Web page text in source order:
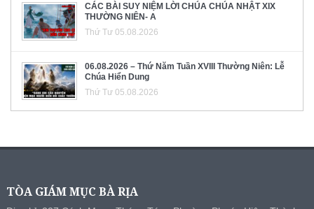
CÁC BÀI SUY NIỆM LỜI CHÚA CHÚA NHẬT XIX
THƯỜNG NIÊN- A
Thứ Tư 05.08.2026
06.08.2026 – Thứ Năm Tuần XVIII Thường Niên: Lễ
Chúa Hiển Dung
Thứ Tư 05.08.2026
TÒA GIÁM MỤC BÀ RỊA